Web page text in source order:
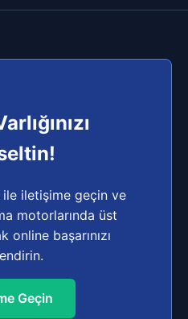
ile iletişime geçin ve
motorlarında üst
online başarınızı
Geçin